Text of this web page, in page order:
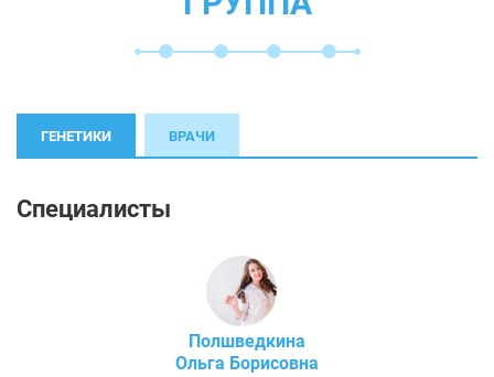
ГЕНЕТИКИ ВРАЧИ
Специалисты
Полшведкина
Ольга Борисовна